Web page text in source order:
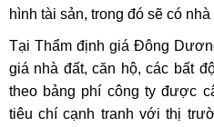
hình tài sản, trong đó sẽ có
Tại Thẩm định giá Đông
giá nhà đất, căn hộ, các bất
theo bảng phí công ty được
tiêu chí cạnh tranh với thị